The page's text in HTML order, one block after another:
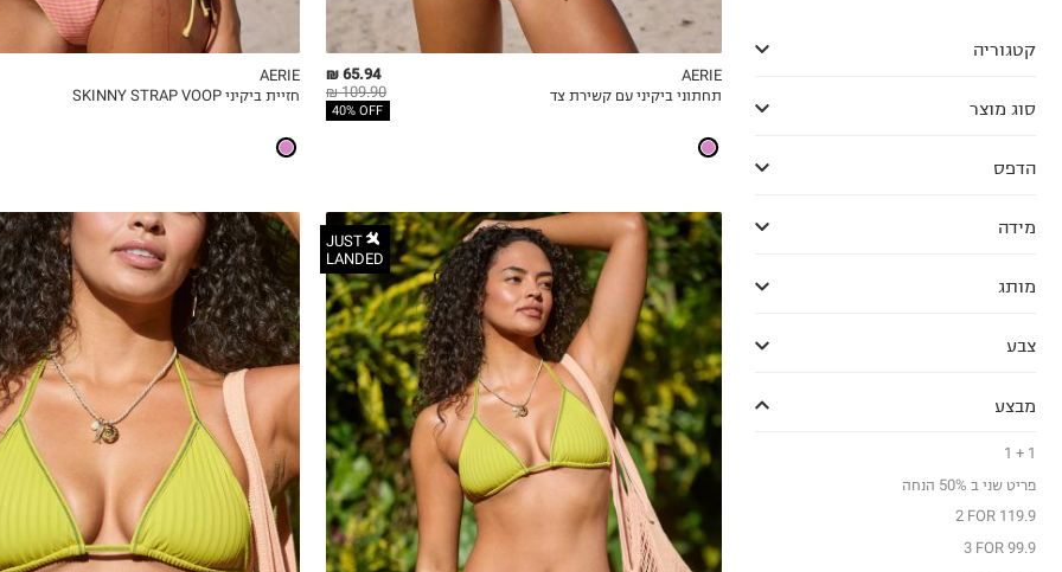
קטגוריה
סוג מוצר
הדפס
מידה
מותג
צבע
מבצע
1 + 1
פריט שני ב 50% הנחה
2 FOR 119.9
3 FOR 99.9
MY LIST
65.94 ₪
109.90 ₪
40% OFF
AERIE
תחתוני ביקיני עם קשירת צד
MY LIST
AERIE
חזיית ביקיני SKINNY STRAP VOOP
JUST
LANDED
XS
S
M
L
XL